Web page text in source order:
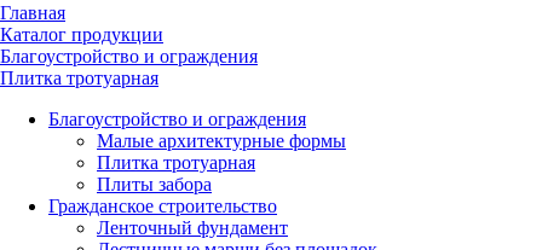
Главная
Каталог продукции
Благоустройство и ограждения
Плитка тротуарная
Благоустройство и ограждения
Малые архитектурные формы
Плитка тротуарная
Плиты забора
Гражданское строительство
Ленточный фундамент